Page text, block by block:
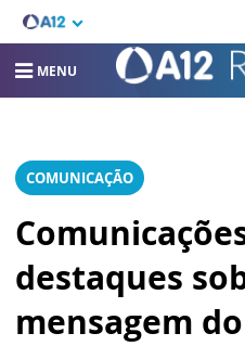
MENU
COMUNICAÇÃO
destaques
mensagem